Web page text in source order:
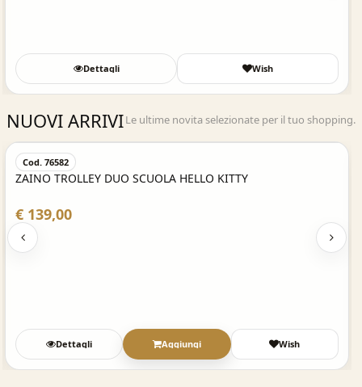
Dettagli Wish
NUOVI ARRIVILe ultime novita selezionate per il tuo shopping.
Acquisto Veloce
Cod. 76582
ZAINO TROLLEY DUO SCUOLA HELLO KITTY
€ 139,00
Dettagli Aggiungi Wish